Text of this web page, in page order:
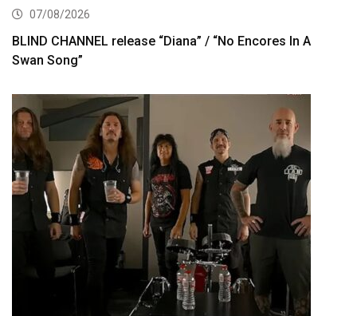
07/08/2026
BLIND CHANNEL release “Diana” / “No Encores In A
Swan Song”